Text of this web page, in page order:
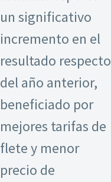
un significativo
incremento en el
resultado respecto
del año anterior,
beneficiado por
mejores tarifas de
flete y menor
precio de